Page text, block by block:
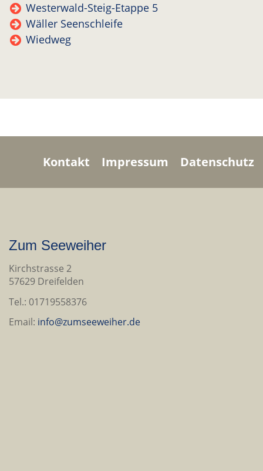
Westerwald-Steig-Etappe 5
Wäller Seenschleife
Wiedweg
Kontakt Impressum Datenschutz
Zum Seeweiher
Kirchstrasse 2
57629 Dreifelden
Tel.: 01719558376
Email: info@zumseeweiher.de